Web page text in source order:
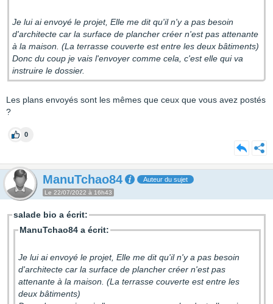
Je lui ai envoyé le projet, Elle me dit qu'il n'y a pas besoin
d'architecte car la surface de plancher créer n'est pas attenante
à la maison. (La terrasse couverte est entre les deux bâtiments)
Donc du coup je vais l'envoyer comme cela, c'est elle qui va
instruire le dossier.
Les plans envoyés sont les mêmes que ceux que vous avez postés
?
0
ManuTchao84 Auteur du sujet
Le 22/07/2022 à 16h43
salade bio a écrit:
ManuTchao84 a écrit:
Je lui ai envoyé le projet, Elle me dit qu'il n'y a pas besoin
d'architecte car la surface de plancher créer n'est pas
attenante à la maison. (La terrasse couverte est entre les
deux bâtiments)